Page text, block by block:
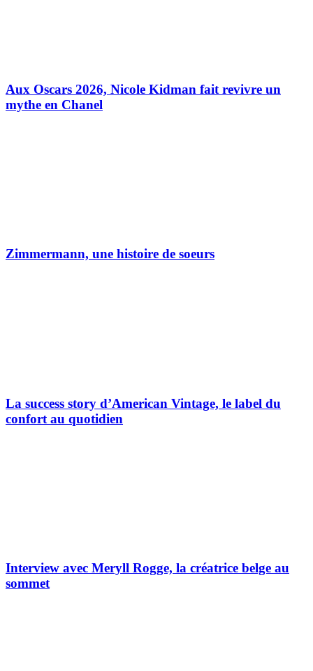
Aux Oscars 2026, Nicole Kidman fait revivre un
mythe en Chanel
Zimmermann, une histoire de soeurs
La success story d’American Vintage, le label du
confort au quotidien
Interview avec Meryll Rogge, la créatrice belge au
sommet